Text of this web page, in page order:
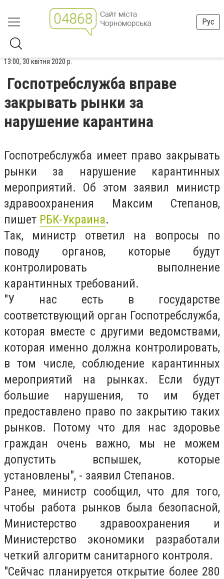
Рус
13:00, 30 квітня 2020 р.
Госпотребслужба вправе
закрывать рынки за
нарушение карантина
Госпотребслужба имеет право закрывать
рынки за нарушение карантинных
мероприятий. Об этом заявил министр
здравоохранения Максим Степанов,
пишет РБК-Украина.
Так, министр ответил на вопросы по
поводу органов, которые будут
контролировать выполнение
карантинных требований.
"У нас есть в государстве
соответствующий орган Госпотребслужба,
которая вместе с другими ведомствами,
которая именно должна контролировать,
в том числе, соблюдение карантинных
мероприятий на рынках. Если будут
большие нарушения, то им будет
предоставлено право по закрытию таких
рынков. Потому что для нас здоровье
граждан очень важно, мы не можем
допустить вспышек, которые
установлены", - заявил Степанов.
Ранее, министр сообщил, что для того,
чтобы работа рынков была безопасной,
Министерство здравоохранения и
Министерство экономики разработали
четкий алгоритм санитарного контроля.
"Сейчас планируется открытие более 280